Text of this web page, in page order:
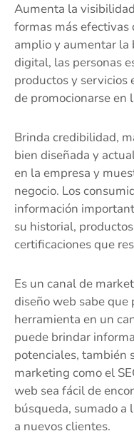
Aumenta la
formas más
amplio y aumentar la
digital, las personas
productos y servicios
de promocionarse en
Brinda credibilidad,
bien diseñada y
en la empresa y
negocio. Los
información
su historial,
certificaciones que
Es un canal de
diseño web sabe que
herramienta en un
puede brindar
potenciales, también
marketing como el
web sea fácil de
búsqueda, sumado
a nuevos clientes.